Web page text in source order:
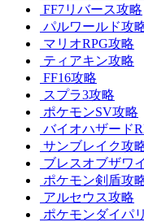
FF7リバース攻略
パルワールド攻
マリオRPG攻略
ティアキン攻略
FF16攻略
スプラ3攻略
ポケモンSV攻略
バイオハザード
サンブレイク攻
ブレスオブザワ
ポケモン剣盾攻
アルセウス攻略
ポケモンダイパ